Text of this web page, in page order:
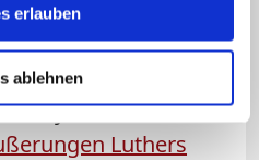
erlauben
ablehnen
europäischer Weg
Reformation. Auch
sich die EKD wie
Synode von den
Luthers